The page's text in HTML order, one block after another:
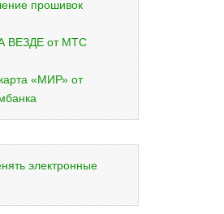
прошивок
ВЕЗДЕ от МТС
«МИР» от